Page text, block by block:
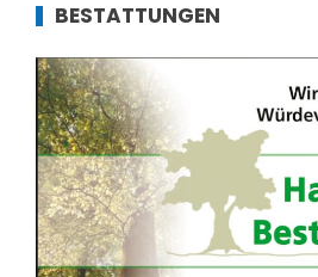
BESTATTUNGEN